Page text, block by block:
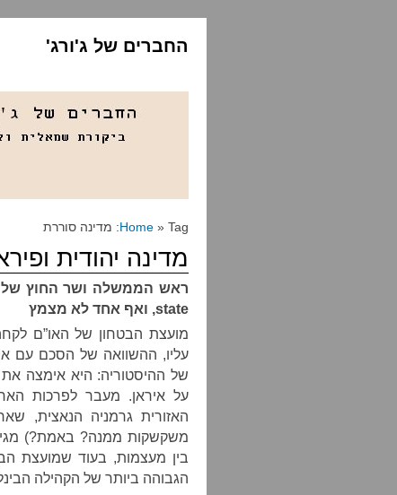
החברים של ג'ורג'
Home » Tag: מדינה סוררת
מדינה יהודית
ראש הממשלה ושר החוץ של
state, ואף אחד לא מצמץ
מועצת הבטחון של האו”ם
עליו, ההשוואה של הסכם עם
של ההיסטוריה: היא אימצה
על איראן. מעבר לפרכות
האזורית גרמניה הנאצית,
משקשקות ממנה? באמת?)
בין מעצמות, בעוד שמועצת
הגבוהה ביותר של הקהילה